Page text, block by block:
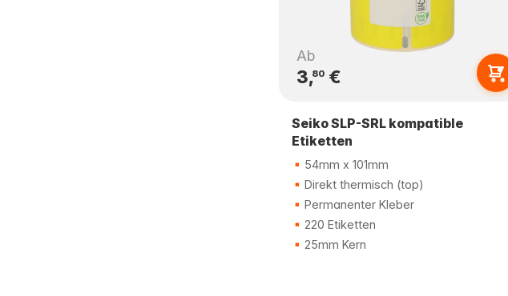
Ab
3,80€
Seiko SLP-SRL kompatible
Etiketten
54mm x 101mm
Direkt thermisch (top)
Permanenter Kleber
220 Etiketten
25mm Kern